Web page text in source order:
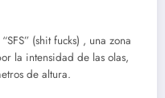
(shit fucks) , una zona
la intensidad de las olas,
de altura.